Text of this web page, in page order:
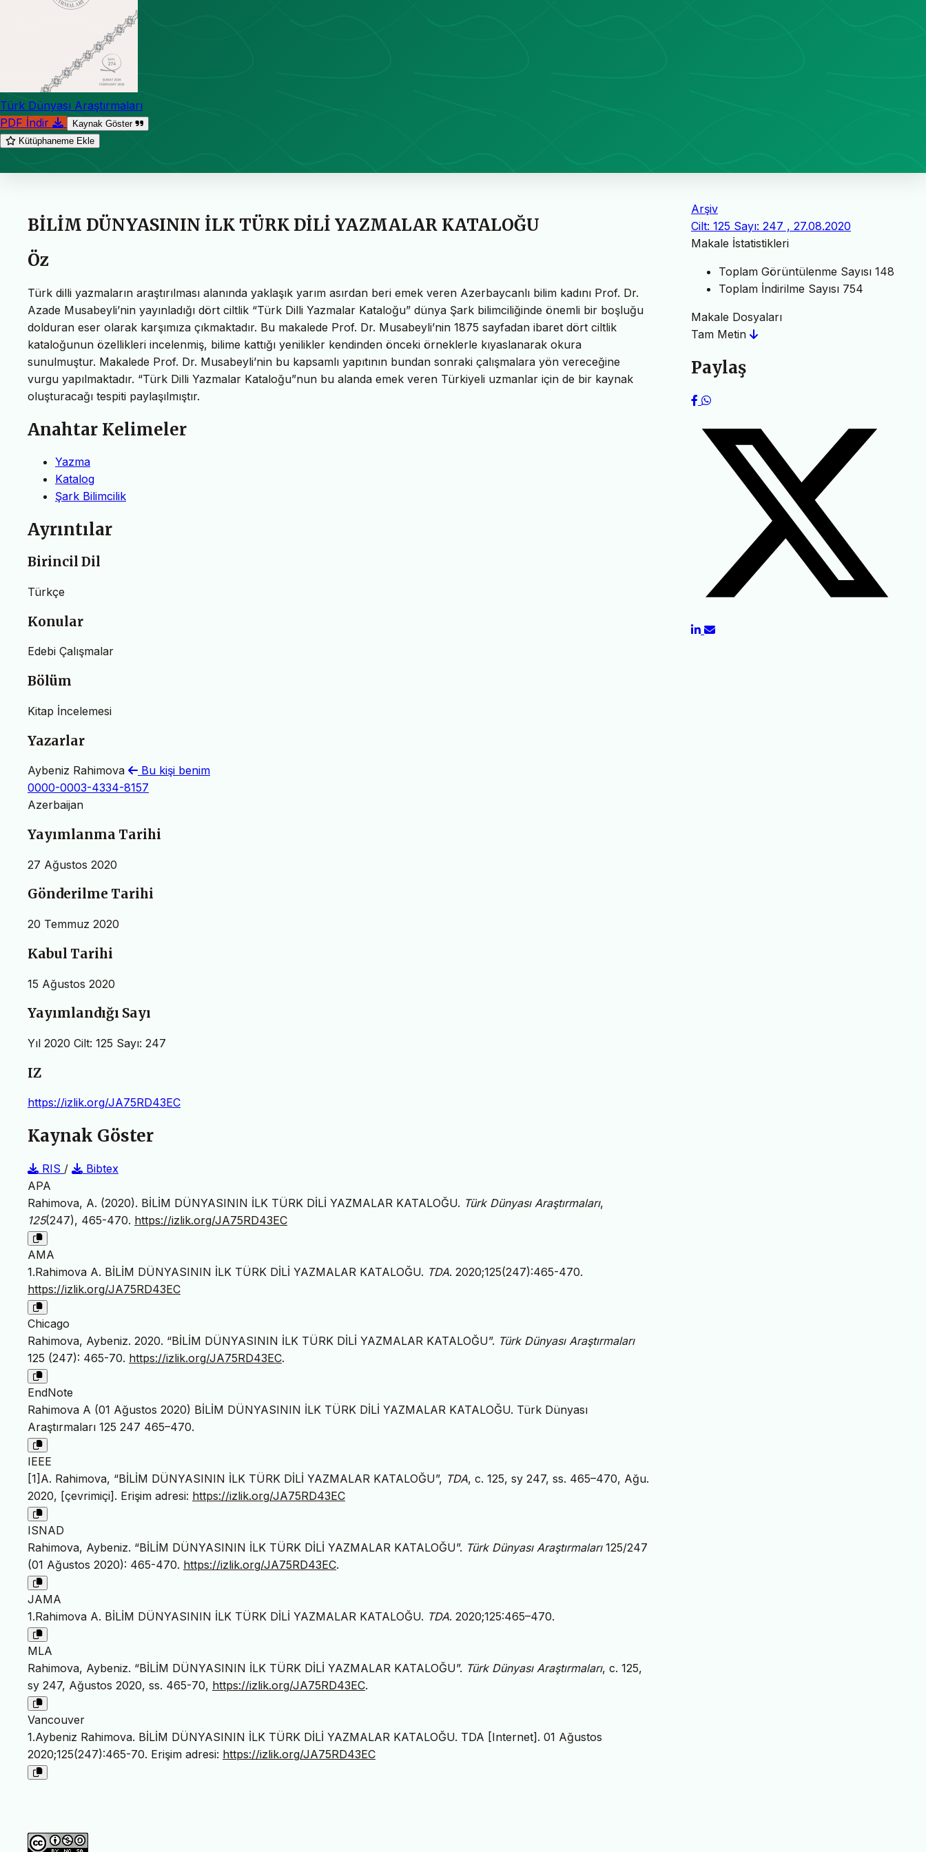
Türk Dünyası Araştırmaları
PDF İndir
Kaynak Göster
Kütüphaneme Ekle
BİLİM DÜNYASININ İLK TÜRK DİLİ YAZMALAR KATALOĞU
Öz
Türk dilli yazmaların araştırılması alanında yaklaşık yarım asırdan beri emek veren Azerbaycanlı bilim kadını Prof. Dr.
Azade Musabeyli’nin yayınladığı dört ciltlik “Türk Dilli Yazmalar Kataloğu” dünya Şark bilimciliğinde önemli bir boşluğu
dolduran eser olarak karşımıza çıkmaktadır. Bu makalede Prof. Dr. Musabeyli’nin 1875 sayfadan ibaret dört ciltlik
kataloğunun özellikleri incelenmiş, bilime kattığı yenilikler kendinden önceki örneklerle kıyaslanarak okura
sunulmuştur. Makalede Prof. Dr. Musabeyli’nin bu kapsamlı yapıtının bundan sonraki çalışmalara yön vereceğine
vurgu yapılmaktadır. “Türk Dilli Yazmalar Kataloğu”nun bu alanda emek veren Türkiyeli uzmanlar için de bir kaynak
oluşturacağı tespiti paylaşılmıştır.
Anahtar Kelimeler
Yazma
Katalog
Şark Bilimcilik
Ayrıntılar
Birincil Dil
Türkçe
Konular
Edebi Çalışmalar
Bölüm
Kitap İncelemesi
Yazarlar
Aybeniz Rahimova
Bu kişi benim
0000-0003-4334-8157
Azerbaijan
Yayımlanma Tarihi
27 Ağustos 2020
Gönderilme Tarihi
20 Temmuz 2020
Kabul Tarihi
15 Ağustos 2020
Yayımlandığı Sayı
Yıl 2020 Cilt: 125 Sayı: 247
IZ
https://izlik.org/JA75RD43EC
Kaynak Göster
RIS /
Bibtex
APA
Rahimova, A. (2020). BİLİM DÜNYASININ İLK TÜRK DİLİ YAZMALAR KATALOĞU. Türk Dünyası Araştırmaları,
125(247), 465-470. https://izlik.org/JA75RD43EC
AMA
1.Rahimova A. BİLİM DÜNYASININ İLK TÜRK DİLİ YAZMALAR KATALOĞU. TDA. 2020;125(247):465-470.
https://izlik.org/JA75RD43EC
Chicago
Rahimova, Aybeniz. 2020. “BİLİM DÜNYASININ İLK TÜRK DİLİ YAZMALAR KATALOĞU”. Türk Dünyası Araştırmaları
125 (247): 465-70. https://izlik.org/JA75RD43EC.
EndNote
Rahimova A (01 Ağustos 2020) BİLİM DÜNYASININ İLK TÜRK DİLİ YAZMALAR KATALOĞU. Türk Dünyası
Araştırmaları 125 247 465–470.
IEEE
[1]A. Rahimova, “BİLİM DÜNYASININ İLK TÜRK DİLİ YAZMALAR KATALOĞU”, TDA, c. 125, sy 247, ss. 465–470, Ağu.
2020, [çevrimiçi]. Erişim adresi: https://izlik.org/JA75RD43EC
ISNAD
Rahimova, Aybeniz. “BİLİM DÜNYASININ İLK TÜRK DİLİ YAZMALAR KATALOĞU”. Türk Dünyası Araştırmaları125/247
(01 Ağustos 2020): 465-470. https://izlik.org/JA75RD43EC.
JAMA
1.Rahimova A. BİLİM DÜNYASININ İLK TÜRK DİLİ YAZMALAR KATALOĞU. TDA. 2020;125:465–470.
MLA
Rahimova, Aybeniz. “BİLİM DÜNYASININ İLK TÜRK DİLİ YAZMALAR KATALOĞU”. Türk Dünyası Araştırmaları, c. 125,
sy 247, Ağustos 2020, ss. 465-70, https://izlik.org/JA75RD43EC.
Vancouver
1.Aybeniz Rahimova. BİLİM DÜNYASININ İLK TÜRK DİLİ YAZMALAR KATALOĞU. TDA [Internet]. 01 Ağustos
2020;125(247):465-70. Erişim adresi: https://izlik.org/JA75RD43EC
Arşiv
Cilt: 125 Sayı: 247 , 27.08.2020
Makale İstatistikleri
Toplam Görüntülenme Sayısı 148
Toplam İndirilme Sayısı 754
Makale Dosyaları
Tam Metin
Paylaş